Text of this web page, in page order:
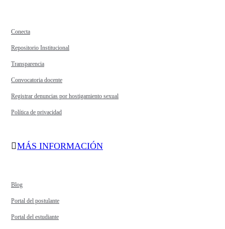
Conecta
Repositorio Institucional
Transparencia
Convocatoria docente
Registrar denuncias por hostigamiento sexual
Política de privacidad
MÁS INFORMACIÓN
Blog
Portal del postulante
Portal del estudiante